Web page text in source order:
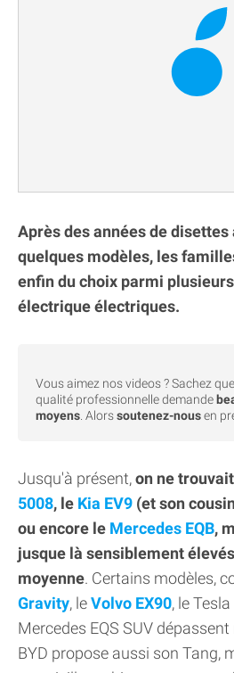
Après des années de
quelques modèles, les
enfin du choix parmi plusieurs
électrique électriques.
Vous aimez nos videos ? Sachez
qualité professionnelle demande
moyens . Alorssoutenez-nousen
Jusqu'à présent,on ne
5008, le Kia EV9 (et son
ou encore le Mercedes EQB,
jusque là sensiblement
moyenne. Certains modèles,
Gravity, leVolvo EX90, le
Mercedes EQS SUV
BYD propose aussi son Tang,